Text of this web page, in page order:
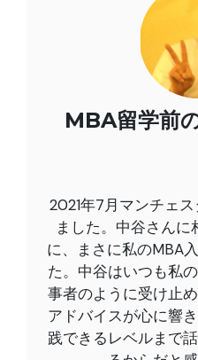
MBA留学前
2021年7月マンチェ
ました。中谷さん
に、まさに私のMBA
た。 中谷はいつも私
事者のように受け止
アドバイスが心に響
践できるレベルまで